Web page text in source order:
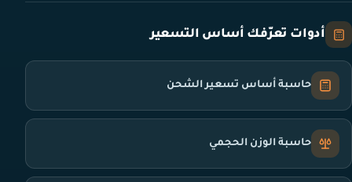
أدوات تعرّفك أساس التسعير
حاسبة أساس تسعير الشحن
حاسبة الوزن الحجمي